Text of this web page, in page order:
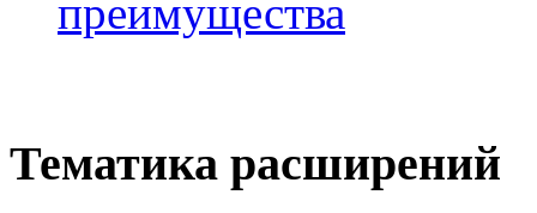
преимущества
Тематика расширений